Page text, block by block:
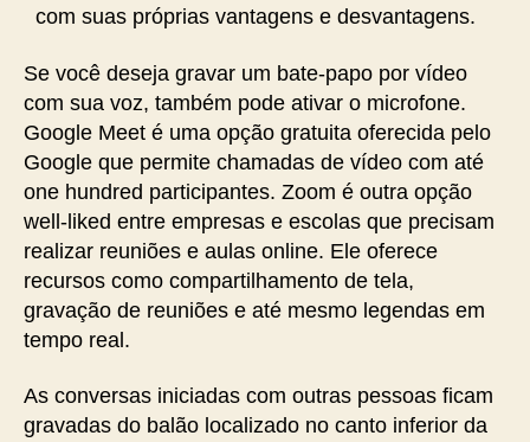
com suas próprias vantagens e desvantagens.
Se você deseja gravar um bate-papo por vídeo
com sua voz, também pode ativar o microfone.
Google Meet é uma opção gratuita oferecida pelo
Google que permite chamadas de vídeo com até
one hundred participantes. Zoom é outra opção
well-liked entre empresas e escolas que precisam
realizar reuniões e aulas online. Ele oferece
recursos como compartilhamento de tela,
gravação de reuniões e até mesmo legendas em
tempo real.
As conversas iniciadas com outras pessoas ficam
gravadas do balão localizado no canto inferior da